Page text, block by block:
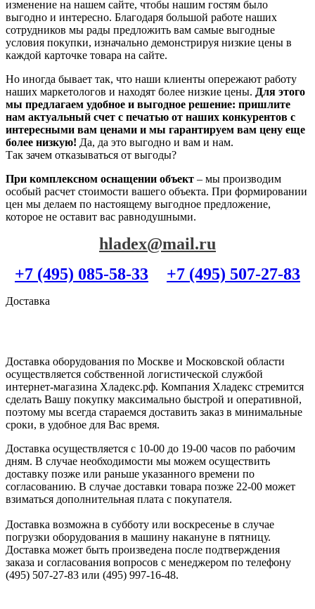
изменение на нашем сайте, чтобы нашим гостям было
выгодно и интересно. Благодаря большой работе наших
сотрудников мы рады предложить вам самые выгодные
условия покупки, изначально демонстрируя низкие цены в
каждой карточке товара на сайте.
Но иногда бывает так, что наши клиенты опережают работу
наших маркетологов и находят более низкие цены. Для этого
мы предлагаем удобное и выгодное решение: пришлите
нам актуальный счет с печатью от наших конкурентов с
интересными вам ценами и мы гарантируем вам цену еще
более низкую! Да, да это выгодно и вам и нам.
Так зачем отказываться от выгоды?
При комплексном оснащении объект – мы производим
особый расчет стоимости вашего объекта. При формировании
цен мы делаем по настоящему выгодное предложение,
которое не оставит вас равнодушными.
hladex@mail.ru
+7 (495) 085-58-33
+7 (495) 507-27-83
Доставка
Доставка оборудования по Москве и Московской области
осуществляется собственной логистической службой
интернет-магазина Хладекс.рф. Компания Хладекс стремится
сделать Вашу покупку максимально быстрой и оперативной,
поэтому мы всегда стараемся доставить заказ в минимальные
сроки, в удобное для Вас время.
Доставка осуществляется с 10-00 до 19-00 часов по рабочим
дням. В случае необходимости мы можем осуществить
доставку позже или раньше указанного времени по
согласованию. В случае доставки товара позже 22-00 может
взиматься дополнительная плата с покупателя.
Доставка возможна в субботу или воскресенье в случае
погрузки оборудования в машину накануне в пятницу.
Доставка может быть произведена после подтверждения
заказа и согласования вопросов с менеджером по телефону
(495) 507-27-83 или (495) 997-16-48.